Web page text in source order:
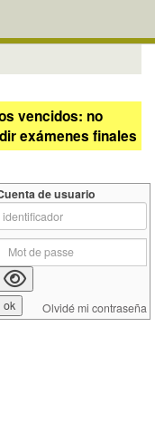
vencidos: no
exámenes finales
de usuario
Olvidé mi contraseña